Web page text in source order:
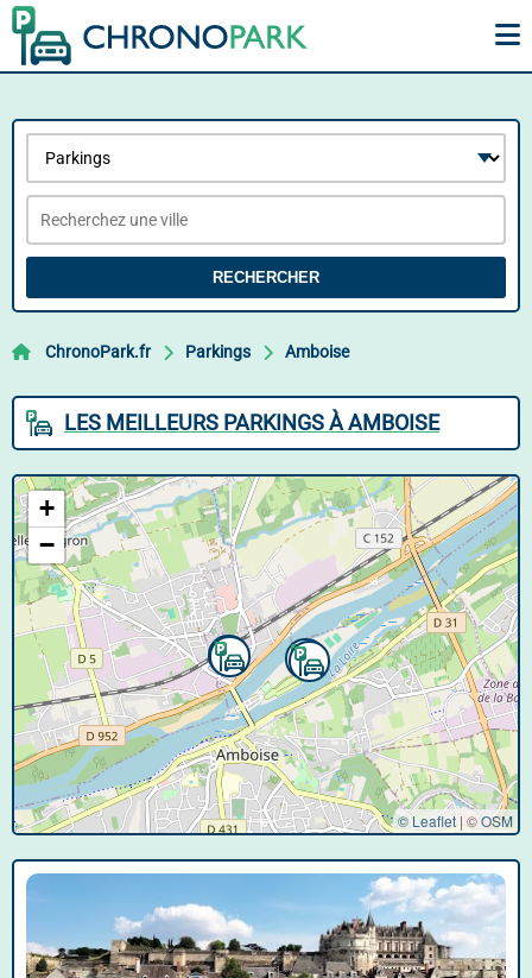
RECHERCHER
ChronoPark.fr Parkings Amboise
LES MEILLEURS PARKINGS À AMBOISE
+
−
© Leaflet | ©OSM